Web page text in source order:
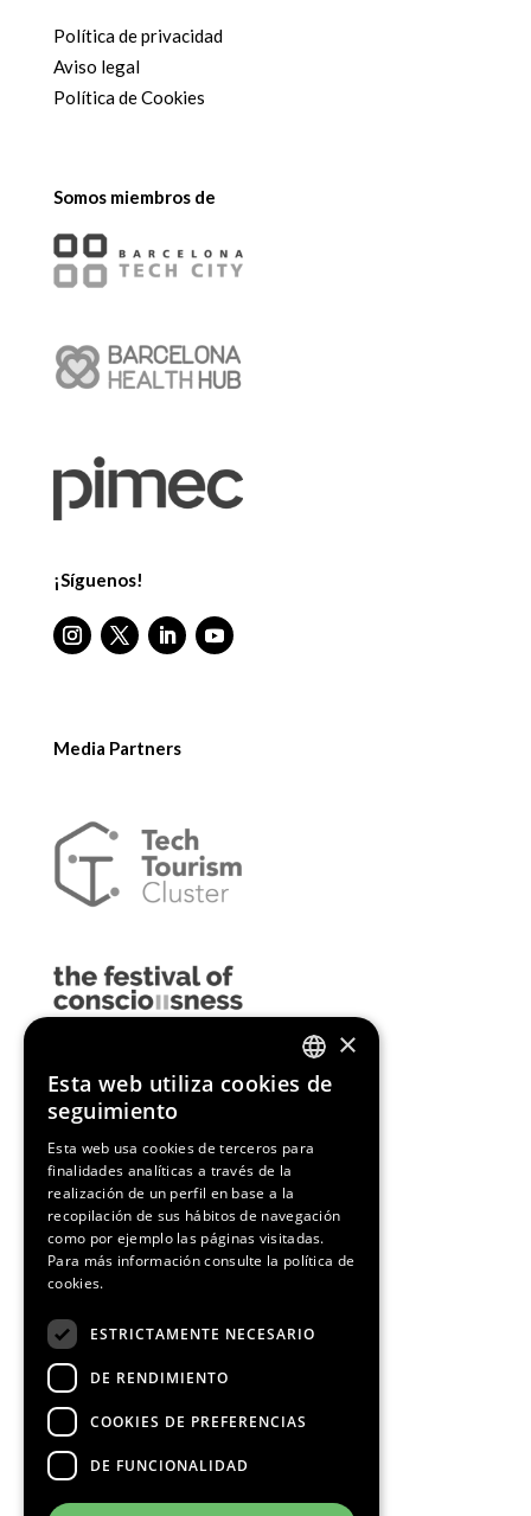
Política de privacidad
Aviso legal
Política de Cookies
Somos miembros de
¡Síguenos!
Media Partners
ENGLISH
×
Esta web utiliza cookies de
seguimiento
Esta web usa cookies de terceros para
finalidades analíticas a través de la
realización de un perfil en base a la
recopilación de sus hábitos de navegación
como por ejemplo las páginas visitadas.
Para más información consulte la política de
cookies.
ESTRICTAMENTE NECESARIO
DE RENDIMIENTO
COOKIES DE PREFERENCIAS
DE FUNCIONALIDAD